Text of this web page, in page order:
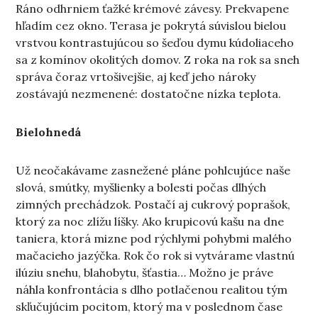
Ráno odhrniem ťažké krémové závesy. Prekvapene
hľadím cez okno. Terasa je pokrytá súvislou bielou
vrstvou kontrastujúcou so šeďou dymu kúdoliaceho
sa z komínov okolitých domov. Z roka na rok sa sneh
správa čoraz vrtošivejšie, aj keď jeho nároky
zostávajú nezmenené: dostatočne nízka teplota.
Bielohnedá
Už neočakávame zasnežené pláne pohlcujúce naše
slová, smútky, myšlienky a bolesti počas dlhých
zimných prechádzok. Postačí aj cukrový poprašok,
ktorý za noc zlížu líšky. Ako krupicovú kašu na dne
taniera, ktorá mizne pod rýchlymi pohybmi malého
mačacieho jazýčka. Rok čo rok si vytvárame vlastnú
ilúziu snehu, blahobytu, šťastia… Možno je práve
náhla konfrontácia s dlho potlačenou realitou tým
skľučujúcim pocitom, ktorý ma v poslednom čase